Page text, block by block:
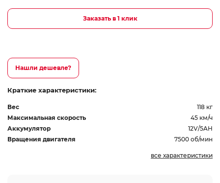
Заказать в 1 клик
Нашли дешевле?
Краткие характеристики:
Вес
118 кг
Максимальная скорость
45 км/ч
Аккумулятор
12V/5AH
Вращения двигателя
7500 об/мин
все характеристики